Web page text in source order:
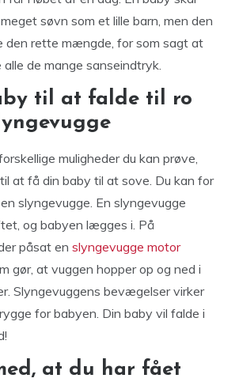
søvn som et lille barn, men den
den rette mængde, for som sagt at
alle de mange sanseindtryk.
til at falde til ro
muligheder du kan prøve,
at få din baby til at sove. Du kan for
slyngevugge. En slyngevugge
og babyen lægges i. På
påsat en slyngevugge motor
gør, at vuggen hopper op og ned i
Slyngevuggens bevægelser virker
for babyen. Din baby vil falde i
at du har fået